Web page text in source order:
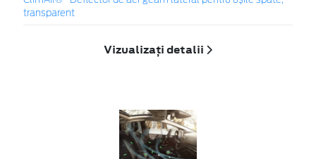
transparent
Vizualizați detalii